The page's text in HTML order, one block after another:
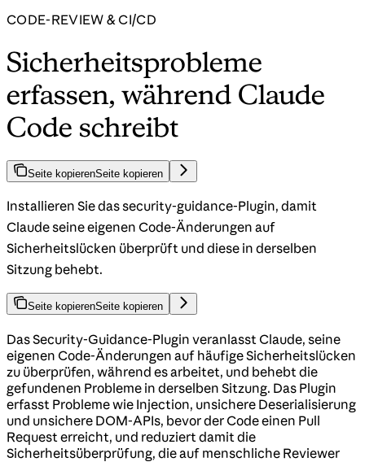
CODE-REVIEW & CI/CD
Sicherheitsprobleme
erfassen, während Claude
Code schreibt
Seite kopierenSeite kopieren
Installieren Sie das security-guidance-Plugin, damit
Claude seine eigenen Code-Änderungen auf
Sicherheitslücken überprüft und diese in derselben
Sitzung behebt.
Seite kopierenSeite kopieren
Das Security-Guidance-Plugin veranlasst Claude, seine
eigenen Code-Änderungen auf häufige Sicherheitslücken
zu überprüfen, während es arbeitet, und behebt die
gefundenen Probleme in derselben Sitzung. Das Plugin
erfasst Probleme wie Injection, unsichere Deserialisierung
und unsichere DOM-APIs, bevor der Code einen Pull
Request erreicht, und reduziert damit die
Sicherheitsüberprüfung, die auf menschliche Reviewer